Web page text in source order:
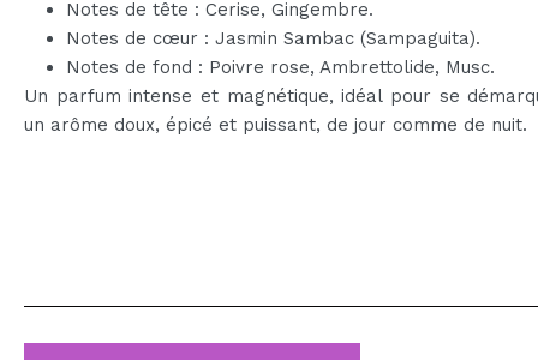
Notes de tête : Cerise, Gingembre.
Notes de cœur : Jasmin Sambac (Sampaguita).
Notes de fond : Poivre rose, Ambrettolide, Musc.
Un parfum intense et magnétique, idéal pour se
un arôme doux, épicé et puissant, de jour comme de nuit.